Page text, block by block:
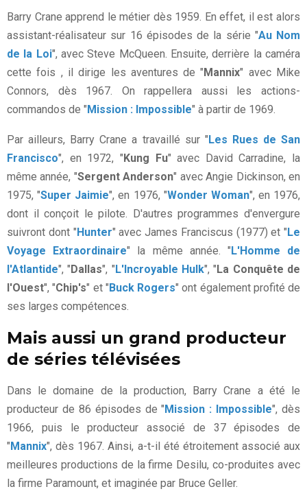
Barry Crane apprend le métier dès 1959. En effet, il est alors
assistant-réalisateur sur 16 épisodes de la série "Au Nom
de la Loi", avec Steve McQueen. Ensuite, derrière la caméra
cette fois , il dirige les aventures de "Mannix" avec Mike
Connors, dès 1967. On rappellera aussi les actions-
commandos de "Mission : Impossible" à partir de 1969.
Par ailleurs, Barry Crane a travaillé sur "Les Rues de San
Francisco", en 1972, "Kung Fu" avec David Carradine, la
même année, "Sergent Anderson" avec Angie Dickinson, en
1975, "Super Jaimie", en 1976, "Wonder Woman", en 1976,
dont il conçoit le pilote. D'autres programmes d'envergure
suivront dont "Hunter" avec James Franciscus (1977) et "Le
Voyage Extraordinaire" la même année. "L'Homme de
l'Atlantide", "Dallas", "L'Incroyable Hulk", "La Conquête de
l'Ouest", "Chip's" et "Buck Rogers" ont également profité de
ses larges compétences.
Mais aussi un grand producteur
de séries télévisées
Dans le domaine de la production, Barry Crane a été le
producteur de 86 épisodes de "Mission : Impossible", dès
1966, puis le producteur associé de 37 épisodes de
"Mannix", dès 1967. Ainsi, a-t-il été étroitement associé aux
meilleures productions de la firme Desilu, co-produites avec
la firme Paramount, et imaginée par Bruce Geller.